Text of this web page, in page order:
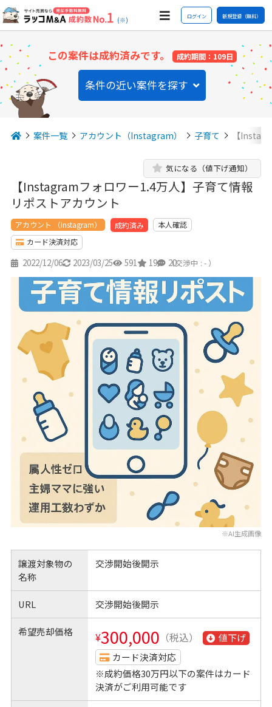
(※) ログイン 新規登録（無料）
この案件は成約済みです。 成約期間：109日
条件の近い案件を探す
案件一覧 アカウント（Instagram） 子育て 【
【Instagramフォロワー1.4万人】子育て情報
リポストアカウント
気になる（値下げ通知）
アカウント （Instagram） 成約済み
本人確認
カード決済対応
2022/12/06 2023/03/25 591 19 20
（交渉中 : - ）
※AI生成画像
譲渡対象物の
名称
交渉開始後開示
URL 交渉開始後開示
希望売却価格 ¥300,000 （税込）
値下げ
カード決済対応
※成約価格30万円以下の案件はカード
決済がご利用可能です